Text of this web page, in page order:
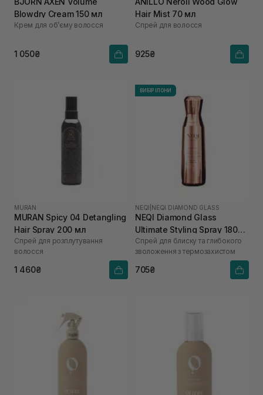
Blowdry Cream 150 мл
Крем для обʼєму волосся
1 050₴
Hair Mist 70 мл
Спрей для волосся
925₴
MURAN
MURAN Spicy 04 Detangling
Hair Spray 200 мл
Спрей для розплутування
волосся
1 460₴
ВИБІР ІЛОНИ
NEQI NEQI DIAMOND GLASS
NEQI Diamond Glass
Ultimate Styling Spray 180
мл
Спрей для блиску та глибокого
зволоження з термозахистом
705₴